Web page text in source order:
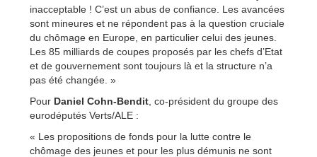
inacceptable ! C’est un abus de confiance. Les avancées
sont mineures et ne répondent pas à la question cruciale
du chômage en Europe, en particulier celui des jeunes.
Les 85 milliards de coupes proposés par les chefs d’Etat
et de gouvernement sont toujours là et la structure n’a
pas été changée. »
Pour Daniel Cohn-Bendit , co-président du groupe des
eurodéputés Verts/ALE :
« Les propositions de fonds pour la lutte contre le
chômage des jeunes et pour les plus démunis ne sont